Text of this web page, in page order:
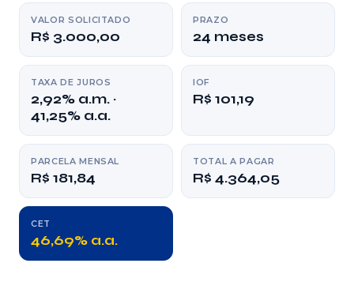
⚡ Simular agora
VALOR SOLICITADO
R$ 3.000,00
PRAZO
24 meses
TAXA DE JUROS
2,92% a.m. ·
41,25% a.a.
IOF
R$ 101,19
PARCELA MENSAL
R$ 181,84
TOTAL A PAGAR
R$ 4.364,05
CET
46,69% a.a.